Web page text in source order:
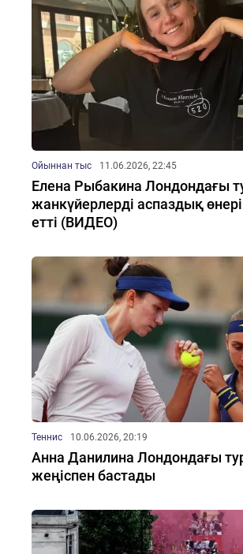
Ойыннан тыс 11.06.2026, 22:45
Елена Рыбакина Лондондағы
жанкүйерлерді аспаздық
етті (ВИДЕО)
Теннис 10.06.2026, 20:19
Анна Данилина Лондондағы
жеңіспен бастады